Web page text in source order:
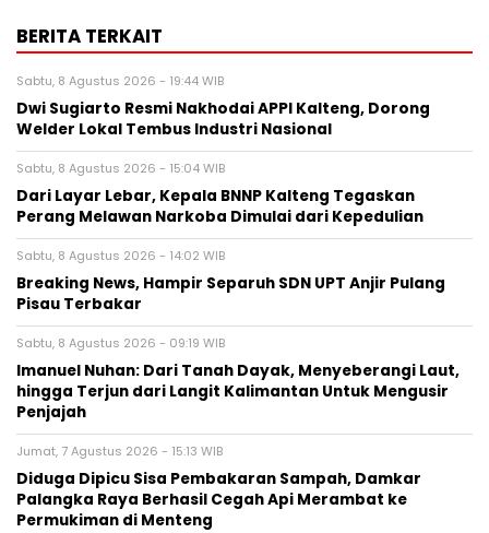
BERITA TERKAIT
Sabtu, 8 Agustus 2026 - 19:44 WIB
Dwi Sugiarto Resmi Nakhodai APPI Kalteng, Dorong
Welder Lokal Tembus Industri Nasional
Sabtu, 8 Agustus 2026 - 15:04 WIB
Dari Layar Lebar, Kepala BNNP Kalteng Tegaskan
Perang Melawan Narkoba Dimulai dari Kepedulian
Sabtu, 8 Agustus 2026 - 14:02 WIB
Breaking News, Hampir Separuh SDN UPT Anjir Pulang
Pisau Terbakar
Sabtu, 8 Agustus 2026 - 09:19 WIB
Imanuel Nuhan: Dari Tanah Dayak, Menyeberangi Laut,
hingga Terjun dari Langit Kalimantan Untuk Mengusir
Penjajah
Jumat, 7 Agustus 2026 - 15:13 WIB
Diduga Dipicu Sisa Pembakaran Sampah, Damkar
Palangka Raya Berhasil Cegah Api Merambat ke
Permukiman di Menteng